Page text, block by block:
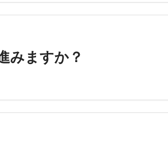
みますか？